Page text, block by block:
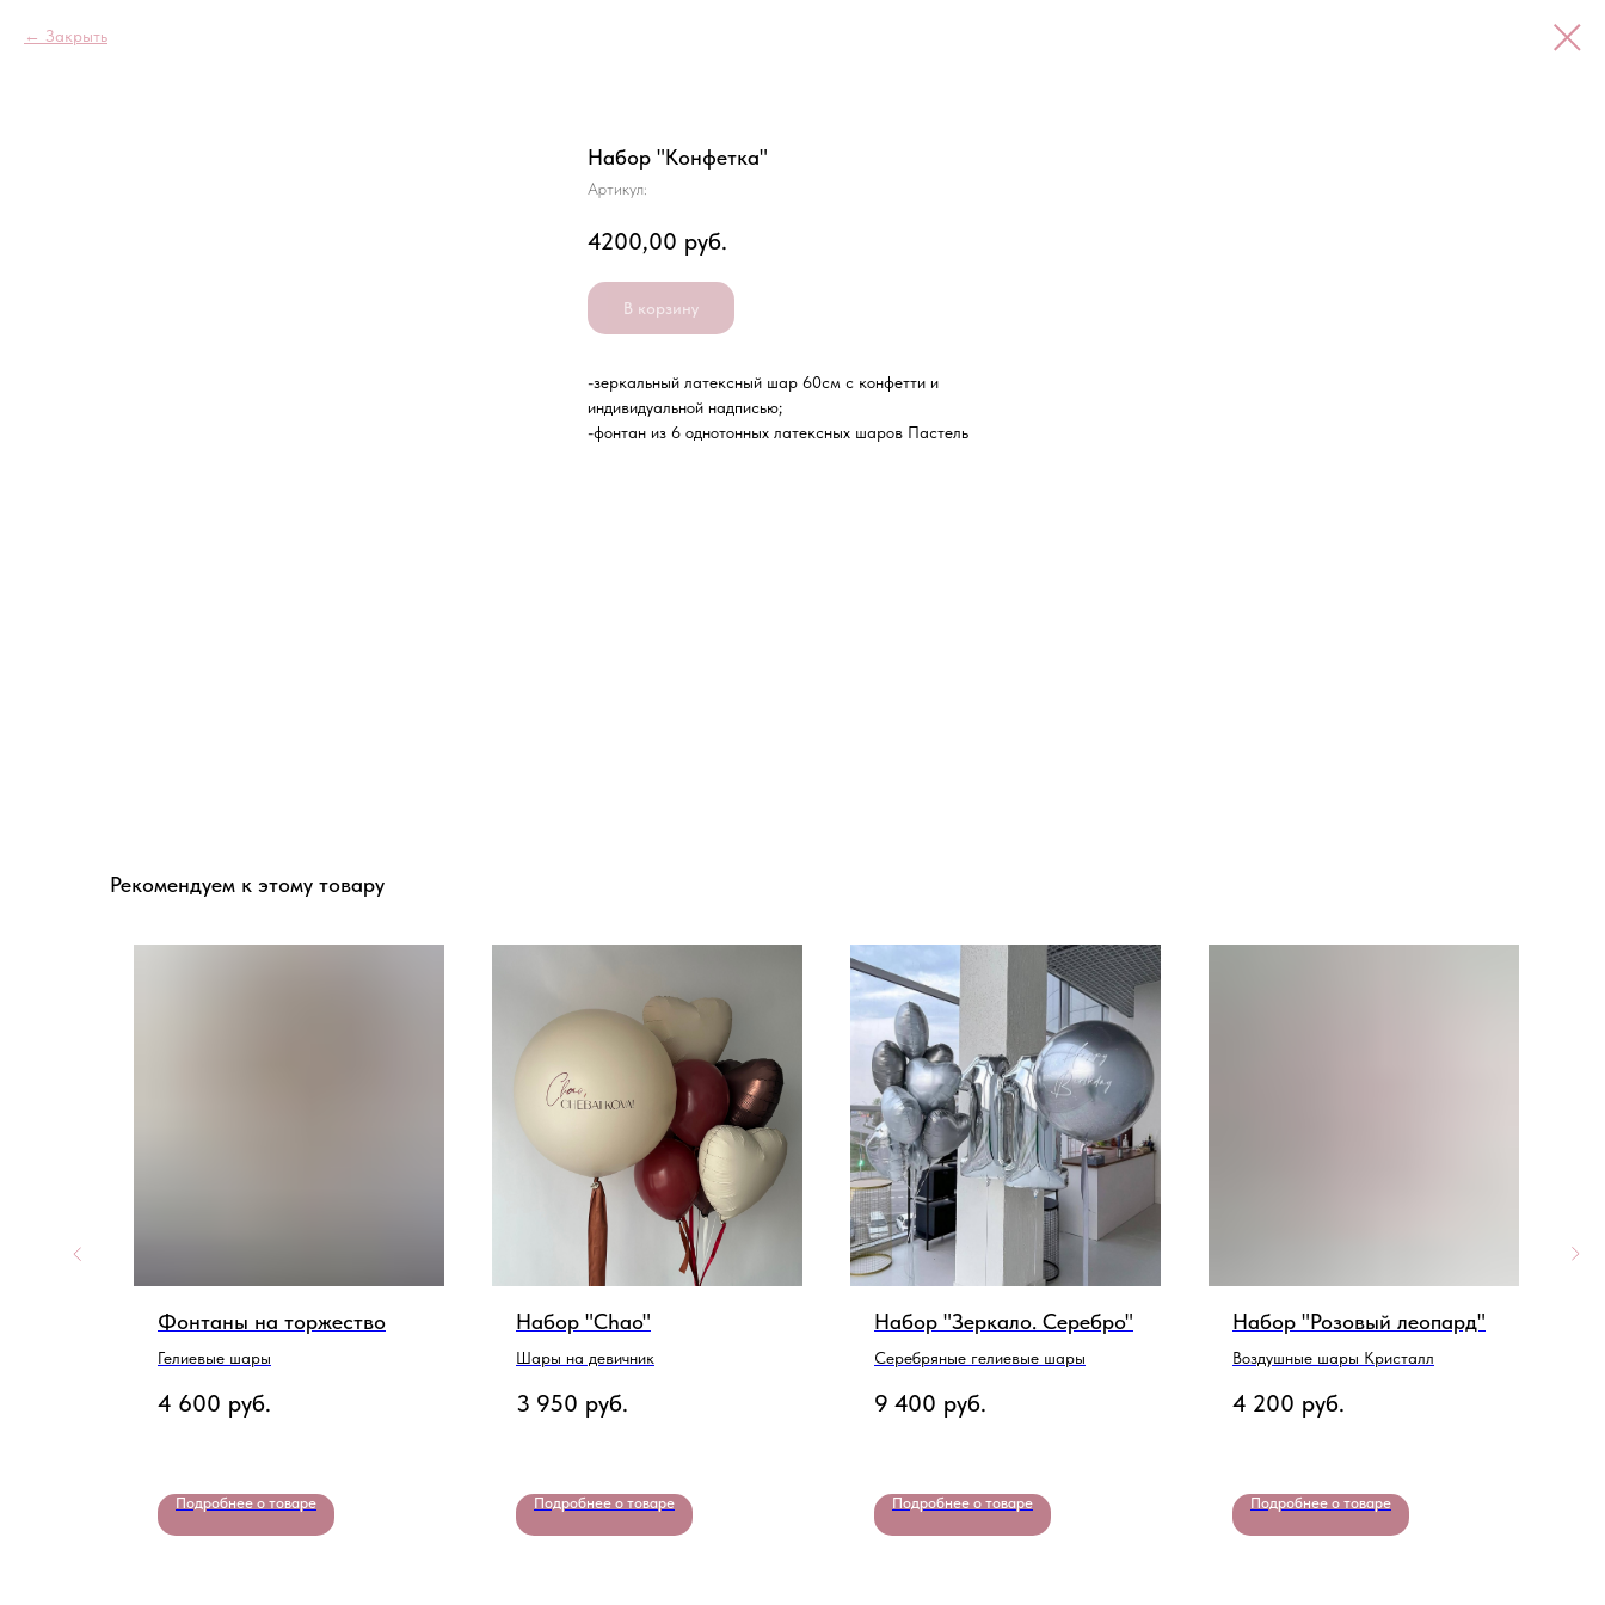
Закрыть
Набор "Конфетка"
Артикул:
4200,00 руб.
В корзину
-зеркальный латексный шар 60см с конфетти и
индивидуальной надписью;
-фонтан из 6 однотонных латексных шаров Пастель
Рекомендуем к этому товару
Фонтаны на торжество
Гелиевые шары
4 600 руб.
Подробнее о товаре
Набор "Chao"
Шары на девичник
3 950 руб.
Подробнее о товаре
Набор "Зеркало. Серебро"
Серебряные гелиевые шары
9 400 руб.
Подробнее о товаре
Набор "Розовый леопард"
Воздушные шары Кристалл
4 200 руб.
Подробнее о товаре